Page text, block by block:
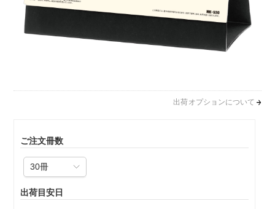
出荷オプションについて
ご注文冊数
出荷目安日